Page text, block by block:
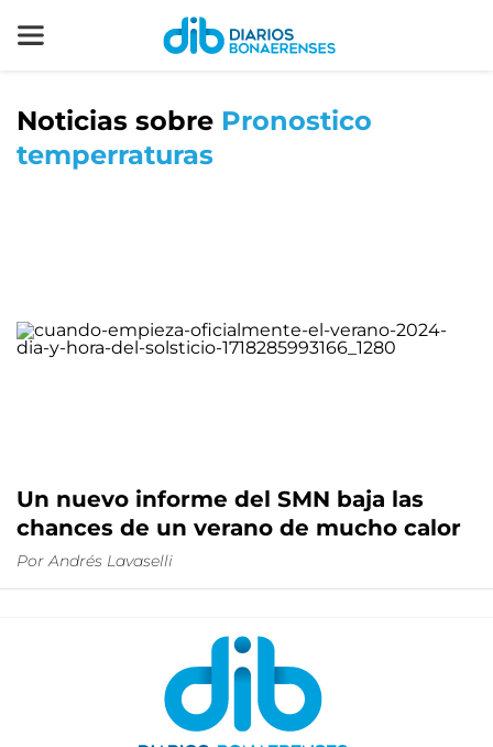
Noticias sobre Pronostico
temperraturas
Un nuevo informe del SMN baja las
chances de un verano de mucho calor
Por Andrés Lavaselli